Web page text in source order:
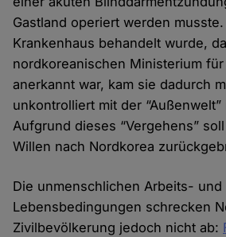
Gastland operiert werden
Krankenhaus behandelt wurde,
nordkoreanischen Ministerium
anerkannt war, kam sie dadurch
unkontrolliert mit der
Aufgrund dieses “Vergehens”
Willen nach Nordkorea
Die unmenschlichen Arbeits- und
Lebensbedingungen schrecken
Zivilbevölkerung jedoch nicht ab: